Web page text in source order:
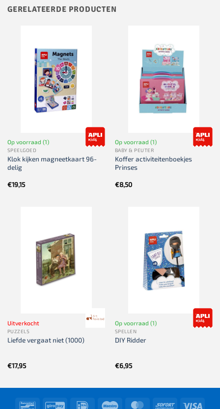
GERELATEERDE PRODUCTEN
Op voorraad (1)
SPEELGOED
Klok kijken magneetkaart 96-
delig
€19,15
Op voorraad (1)
BABY & PEUTER
Koffer activiteitenboekjes
Prinses
€8,50
Uitverkocht
PUZZELS
Liefde vergaat niet (1000)
€17,95
Op voorraad (1)
SPELLEN
DIY Ridder
€6,95
BancontactGiroPay IDeal Maestro MasterCardSofort